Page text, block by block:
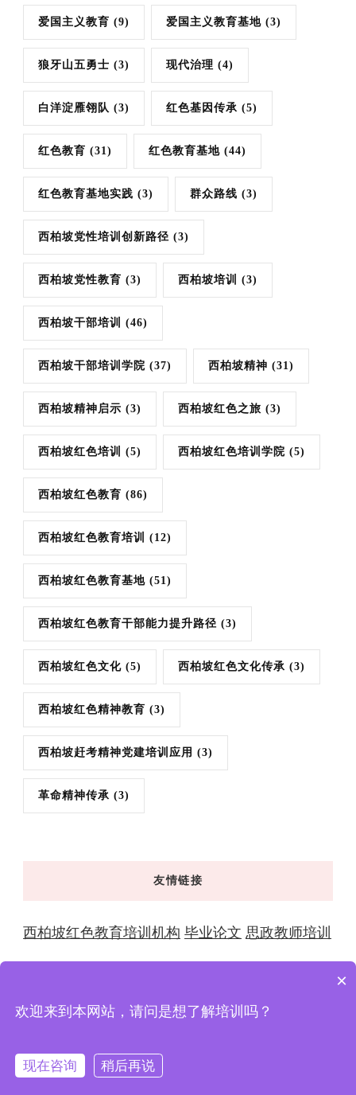
爱国主义教育 (9) 爱国主义教育基地 (3)
狼牙山五勇士 (3) 现代治理 (4)
白洋淀雁翎队 (3) 红色基因传承 (5)
红色教育 (31) 红色教育基地 (44)
红色教育基地实践 (3) 群众路线 (3)
西柏坡党性培训创新路径 (3)
西柏坡党性教育 (3) 西柏坡培训 (3)
西柏坡干部培训 (46)
西柏坡干部培训学院 (37) 西柏坡精神 (31)
西柏坡精神启示 (3) 西柏坡红色之旅 (3)
西柏坡红色培训 (5) 西柏坡红色培训学院 (5)
西柏坡红色教育 (86)
西柏坡红色教育培训 (12)
西柏坡红色教育基地 (51)
西柏坡红色教育干部能力提升路径 (3)
西柏坡红色文化 (5) 西柏坡红色文化传承 (3)
西柏坡红色精神教育 (3)
西柏坡赶考精神党建培训应用 (3)
革命精神传承 (3)
友情链接
西柏坡红色教育培训机构 毕业论文 思政教师培训
© 版权2026年西柏坡红色教育 | 干部培训学院-全国党性
Powered by
×
欢迎来到本网站，请问是想了解培训吗？
现在咨询
稍后再说
在线咨询